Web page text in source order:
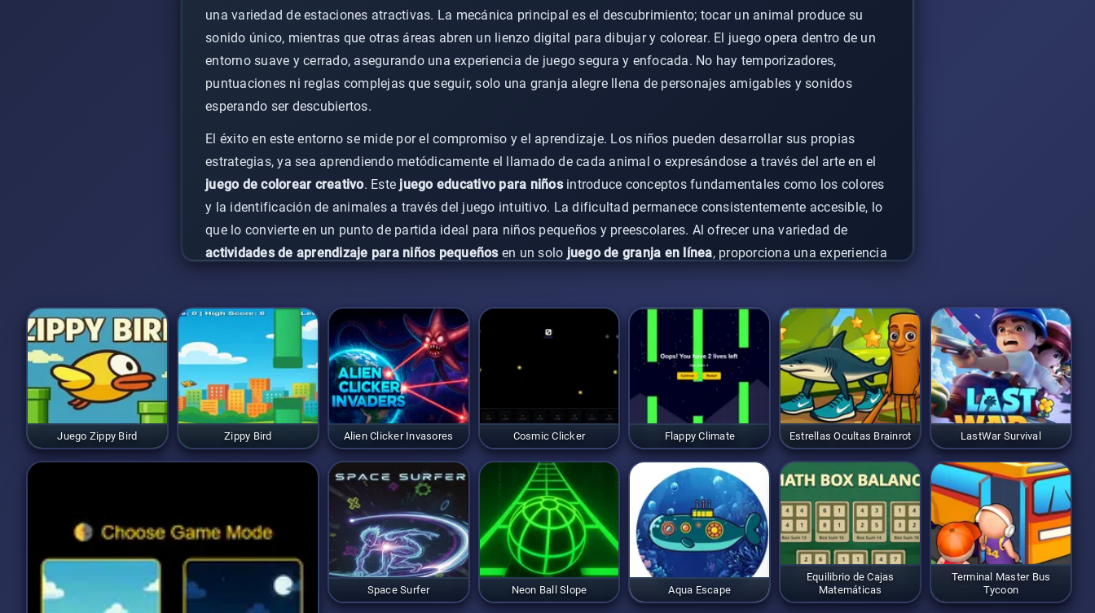
una variedad de estaciones atractivas. La mecánica principal es el descubrimiento; tocar un animal produce su
sonido único, mientras que otras áreas abren un lienzo digital para dibujar y colorear. El juego opera dentro de un
entorno suave y cerrado, asegurando una experiencia de juego segura y enfocada. No hay temporizadores,
puntuaciones ni reglas complejas que seguir, solo una granja alegre llena de personajes amigables y sonidos
esperando ser descubiertos.
El éxito en este entorno se mide por el compromiso y el aprendizaje. Los niños pueden desarrollar sus propias
estrategias, ya sea aprendiendo metódicamente el llamado de cada animal o expresándose a través del arte en el
juego de colorear creativo. Este juego educativo para niñosintroduce conceptos fundamentales como los colores
y la identificación de animales a través del juego intuitivo. La dificultad permanece consistentemente accesible, lo
que lo convierte en un punto de partida ideal para niños pequeños y preescolares. Al ofrecer una variedad de
actividades de aprendizaje para niños pequeñosen un solo juego de granja en línea, proporciona una experiencia
Juego Zippy Bird Zippy Bird Alien Clicker Invasores Cosmic Clicker Flappy Climate Estrellas Ocultas Brainrot LastWar Survival
Space Surfer Neon Ball Slope Aqua Escape
Equilibrio de Cajas
Matemáticas
Terminal Master Bus
Tycoon